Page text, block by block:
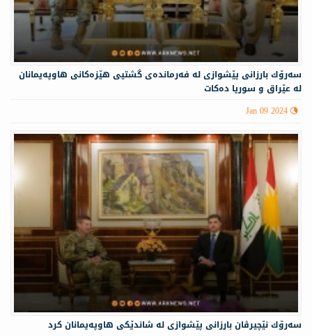
سه‌رۆك بارزانى پێشوازى لە فه‌رمانده‌ی گشتیی هێزه‌كانی هاوپه‌یمانان
لە عێراق و سوریا دەکات
Jan 09 2024
سه‌رۆك نێچيرڤان بارزانى پێشوازى له‌ شاندێكی هاوپه‌یمانان كرد